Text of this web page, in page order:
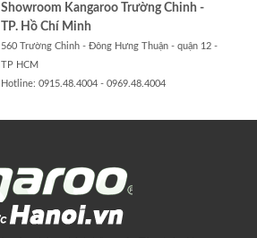
Showroom Kangaroo Trường Chinh -
TP. Hồ Chí Minh
560 Trường Chinh - Đông Hưng Thuận - quận 12 -
TP HCM
Hotline: 0915.48.4004 - 0969.48.4004